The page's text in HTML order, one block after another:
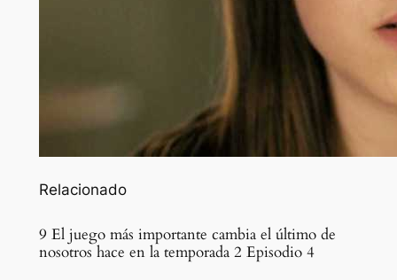
Relacionado
9 El juego más importante cambia el último de
nosotros hace en la temporada 2 Episodio 4